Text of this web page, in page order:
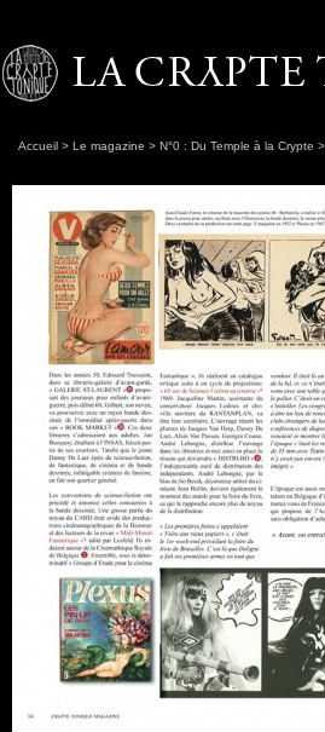
Accueil > Le magazine > N°0 : Du Temple à la Crypte >